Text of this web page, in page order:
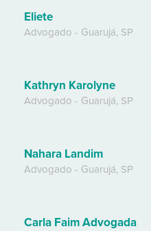
Eliete
Advogado - Guarujá, SP
Kathryn Karolyne
Advogado - Guarujá, SP
Nahara Landim
Advogado - Guarujá, SP
Carla Faim Advogada